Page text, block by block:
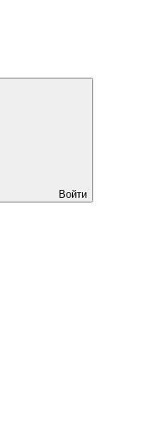
Войти